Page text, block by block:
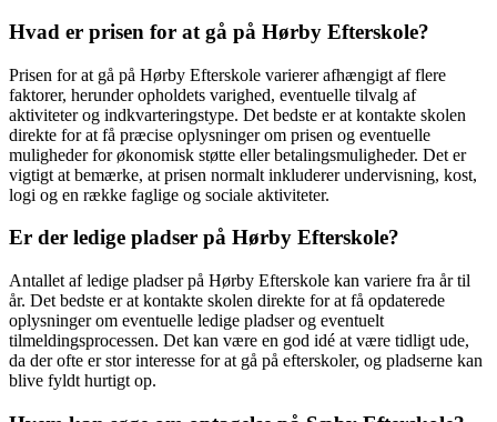
Hvad er prisen for at gå på Hørby Efterskole?
Prisen for at gå på Hørby Efterskole varierer afhængigt af flere
faktorer, herunder opholdets varighed, eventuelle tilvalg af
aktiviteter og indkvarteringstype. Det bedste er at kontakte skolen
direkte for at få præcise oplysninger om prisen og eventuelle
muligheder for økonomisk støtte eller betalingsmuligheder. Det er
vigtigt at bemærke, at prisen normalt inkluderer undervisning, kost,
logi og en række faglige og sociale aktiviteter.
Er der ledige pladser på Hørby Efterskole?
Antallet af ledige pladser på Hørby Efterskole kan variere fra år til
år. Det bedste er at kontakte skolen direkte for at få opdaterede
oplysninger om eventuelle ledige pladser og eventuelt
tilmeldingsprocessen. Det kan være en god idé at være tidligt ude,
da der ofte er stor interesse for at gå på efterskoler, og pladserne kan
blive fyldt hurtigt op.